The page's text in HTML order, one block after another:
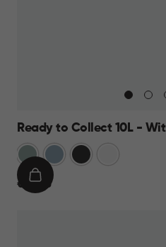
Ready to Collect 10L - Wit
GroenBlauwDonkergrijs
€
€ 14,95
IN